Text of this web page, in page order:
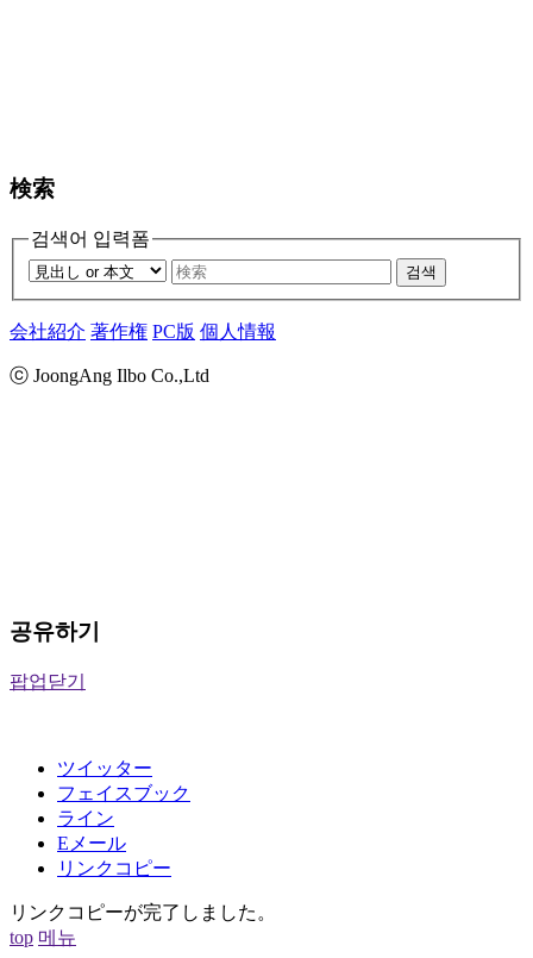
検索
검색어 입력폼
검색
会社紹介 著作権 PC版 個人情報
ⓒ JoongAng Ilbo Co.,Ltd
공유하기
팝업닫기
ツイッター
フェイスブック
ライン
Eメール
リンクコピー
リンクコピーが完了しました。
top 메뉴